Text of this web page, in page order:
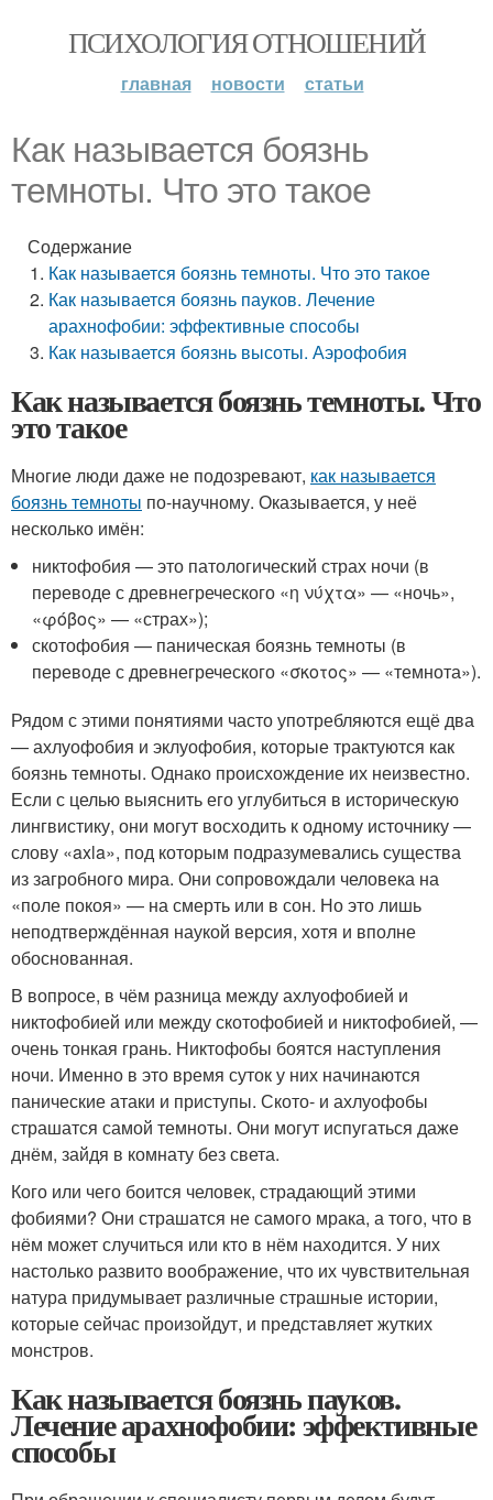
ПСИХОЛОГИЯ ОТНОШЕНИЙ
главная новости статьи
Как называется боязнь
темноты. Что это такое
Содержание
Как называется боязнь темноты. Что это такое
Как называется боязнь пауков. Лечение
арахнофобии: эффективные способы
Как называется боязнь высоты. Аэрофобия
Как называется боязнь темноты. Что
это такое
Многие люди даже не подозревают, как называется
боязнь темноты по-научному. Оказывается, у неё
несколько имён:
никтофобия — это патологический страх ночи (в
переводе с древнегреческого «η νύχτα» — «ночь»,
«φόβος» — «страх»);
скотофобия — паническая боязнь темноты (в
переводе с древнегреческого «σκοτος» — «темнота»).
Рядом с этими понятиями часто употребляются ещё два
— ахлуофобия и эклуофобия, которые трактуются как
боязнь темноты. Однако происхождение их неизвестно.
Если с целью выяснить его углубиться в историческую
лингвистику, они могут восходить к одному источнику —
слову «axla», под которым подразумевались существа
из загробного мира. Они сопровождали человека на
«поле покоя» — на смерть или в сон. Но это лишь
неподтверждённая наукой версия, хотя и вполне
обоснованная.
В вопросе, в чём разница между ахлуофобией и
никтофобией или между скотофобией и никтофобией, —
очень тонкая грань. Никтофобы боятся наступления
ночи. Именно в это время суток у них начинаются
панические атаки и приступы. Ското- и ахлуофобы
страшатся самой темноты. Они могут испугаться даже
днём, зайдя в комнату без света.
Кого или чего боится человек, страдающий этими
фобиями? Они страшатся не самого мрака, а того, что в
нём может случиться или кто в нём находится. У них
настолько развито воображение, что их чувствительная
натура придумывает различные страшные истории,
которые сейчас произойдут, и представляет жутких
монстров.
Как называется боязнь пауков.
Лечение арахнофобии: эффективные
способы